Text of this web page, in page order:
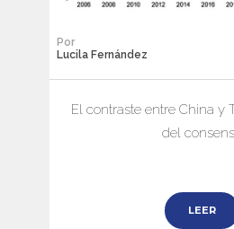
Por
Lucila Fernández
El contraste entre China y
del
LEER